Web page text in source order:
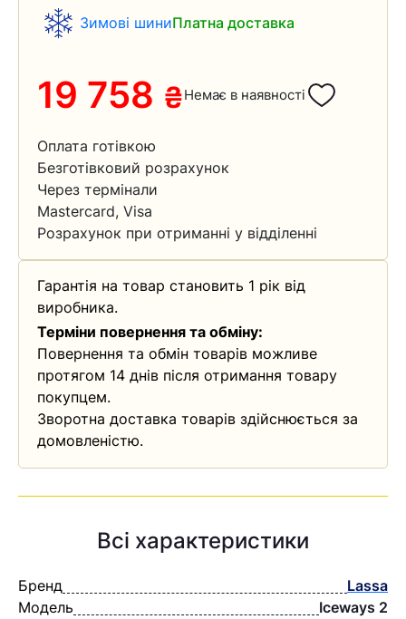
Зимові шиниПлатна доставка
19 758 ₴Немає в наявності
Оплата готівкою
Безготівковий розрахунок
Через термінали
Mastercard, Visa
Розрахунок при отриманні у відділенні
Гарантія на товар становить 1 рік від
виробника.
Терміни повернення та обміну:
Повернення та обмін товарів можливе
протягом 14 днів після отримання товару
покупцем.
Зворотна доставка товарів здійснюється за
домовленістю.
Всі характеристики
Бренд
Lassa
Модель
Iceways 2